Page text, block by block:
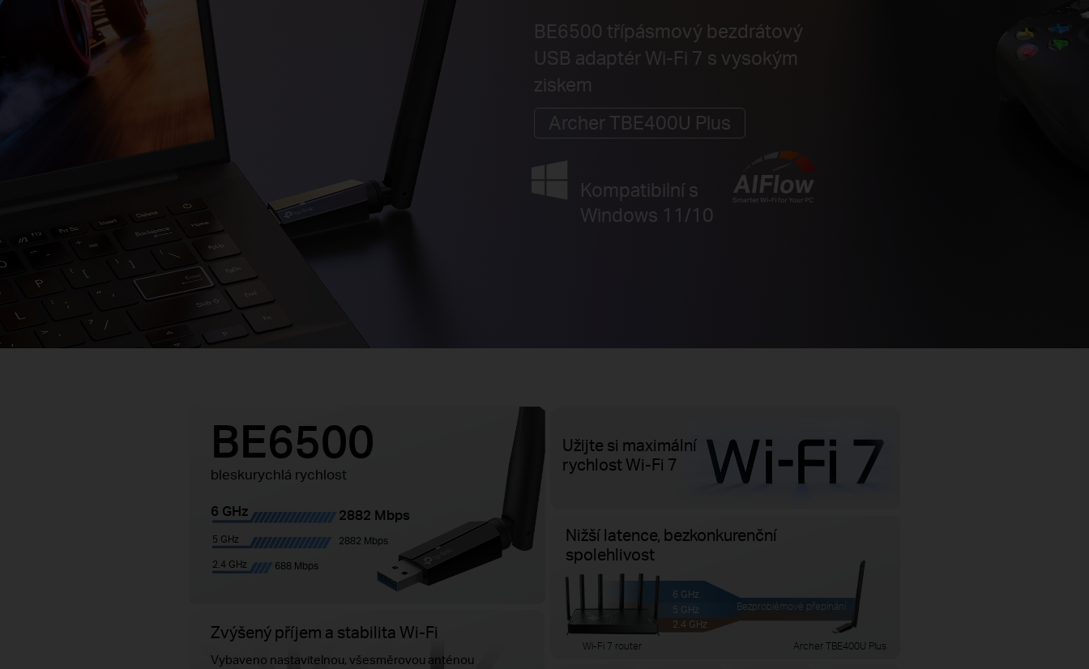
BE6500 třípásmový bezdrátový
USB adaptér Wi-Fi 7 s vysokým
ziskem
Archer TBE400U Plus
Kompatibilní s
Windows 11/10
BE6500
bleskurychlá rychlost
2882 Mbps
2882 Mbps
688 Mbps
Užijte si maximální
rychlost Wi-Fi 7
Nižší latence, bezkonkurenční
spolehlivost
Bezproblémové přepínání
6 GHz
5 GHz
2.4 GHz
Wi-Fi 7 router
Archer TBE400U Plus
Zvýšený příjem a stabilita Wi-Fi
Vybaveno nastavitelnou, všesměrovou anténou
6 GHz
5 GHz
2.4 GHz